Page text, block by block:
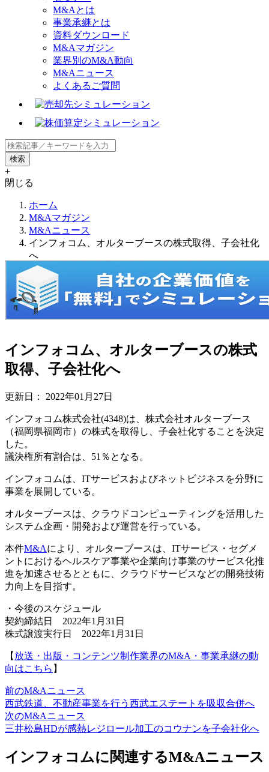
M&Aとは
事業承継とは
資料ダウンロード
M&Aマガジン
業界別のM&A動向
M&Aニュース
よくあるご質問
+
閉じる
ホーム
M&Aマガジン
M&Aニュース
インフォコム、オルターブースの株式取得、子会社化
へ
インフォコム、オルターブースの株式
取得、子会社化へ
更新日： 2022年01月27日
インフォコム株式会社(4348)は、株式会社オルターブース
（福岡県福岡市）の株式を取得し、子会社化することを決定
した。
議決権所有割合は、51％となる。
インフォコムは、ITサービスおよびネットビジネスを分野に
事業を展開している。
オルターブースは、クラウドコンピューティングを活用した
システム企画・開発および運営を行っている。
本件M&Aにより、オルターブースは、ITサービス・セグメ
ントにおけるヘルスケア事業や企業向け事業のサービス化推
進を加速させるとともに、クラウドサービスなどの開発技術
力向上を目指す。
・今後のスケジュール
契約締結日 2022年1月31日
株式譲渡実行日 2022年1月31日
【 放送・出版・コンテンツ制作業界のM&A・事業承継の動
向はこちら 】
前のM&Aニュース
西武鉄道、不動産事業を行う西武エステートを吸収合併へ
次のM&Aニュース
三井松島HDが感熱レジロール加工のコウナンを子会社化へ
インフォコムに関連するM&Aニュース